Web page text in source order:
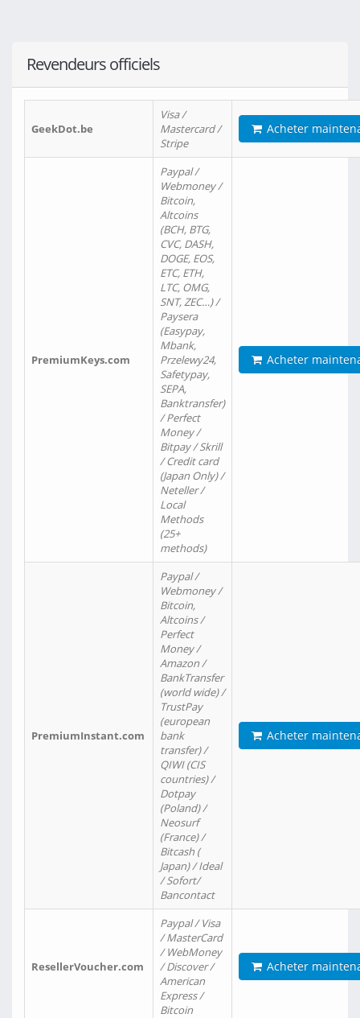
Revendeurs officiels
GeekDot.be
Visa /
Mastercard /
Stripe
Acheter
PremiumKeys.com
Paypal /
Webmoney /
Bitcoin,
Altcoins
(BCH, BTG,
CVC, DASH,
DOGE, EOS,
ETC, ETH,
LTC, OMG,
SNT, ZEC…) /
Paysera
(Easypay,
Mbank,
Przelewy24,
Safetypay,
SEPA,
Banktransfer)
/ Perfect
Money /
Bitpay / Skrill
/ Credit card
(Japan Only) /
Neteller /
Local
Methods
(25+
methods)
Acheter
PremiumInstant.com
Paypal /
Webmoney /
Bitcoin,
Altcoins /
Perfect
Money /
Amazon /
BankTransfer
(world wide) /
TrustPay
(european
bank
transfer) /
QIWI (CIS
countries) /
Dotpay
(Poland) /
Neosurf
(France) /
Bitcash (
Japan) / Ideal
/ Sofort/
Bancontact
Acheter
ResellerVoucher.com
Paypal / Visa
/ MasterCard
/ WebMoney
/ Discover /
American
Express /
Bitcoin
Acheter